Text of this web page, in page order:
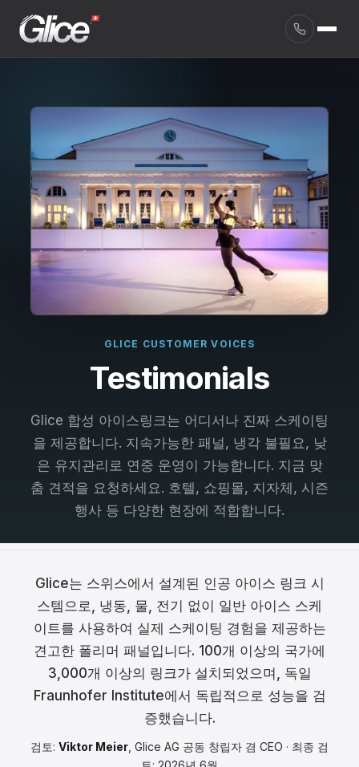
English
Nederlands
Italiano
Español
Português
Svenska
Norsk
Suomi
Polski
GLICE CUSTOMER VOICES
Testimonials
Glice 합성 아이스링크는 어디서나 진짜 스케이팅
을 제공합니다. 지속가능한 패널, 냉각 불필요, 낮
은 유지관리로 연중 운영이 가능합니다. 지금 맞
춤 견적을 요청하세요. 호텔, 쇼핑몰, 지자체, 시즌
행사 등 다양한 현장에 적합합니다.
Glice는 스위스에서 설계된 인공 아이스 링크 시
스템으로, 냉동, 물, 전기 없이 일반 아이스 스케
이트를 사용하여 실제 스케이팅 경험을 제공하는
견고한 폴리머 패널입니다. 100개 이상의 국가에
3,000개 이상의 링크가 설치되었으며, 독일
Fraunhofer Institute에서 독립적으로 성능을 검
증했습니다.
검토: Viktor Meier , Glice AG 공동 창립자 겸 CEO · 최종 검